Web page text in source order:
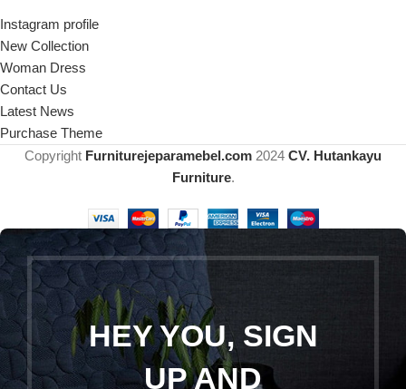
Instagram profile
New Collection
Woman Dress
Contact Us
Latest News
Purchase Theme
Copyright Furniturejeparamebel.com 2024 CV. Hutankayu
Furniture.
HEY YOU, SIGN
UP AND